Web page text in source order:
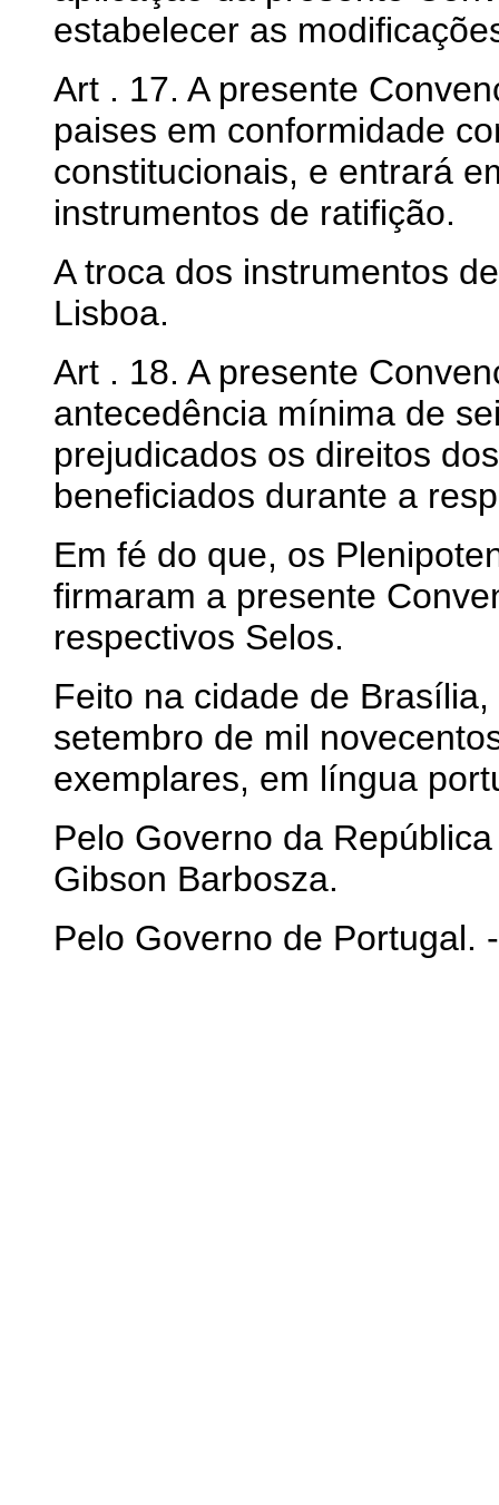
estabelecer as
Art . 17. A presente
paises em conformidade
constitucionais, e entrará
instrumentos de ratifição.
A troca dos instrumentos
Lisboa.
Art . 18. A presente
antecedência mínima de
prejudicados os direitos
beneficiados durante a
Em fé do que, os
firmaram a presente
respectivos Selos.
Feito na cidade de
setembro de mil
exemplares, em língua
Pelo Governo da
Gibson Barbosza.
Pelo Governo de Portugal.